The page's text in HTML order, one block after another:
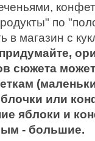
по
в магазин с
сюжета
или
яблоки и
- большие.